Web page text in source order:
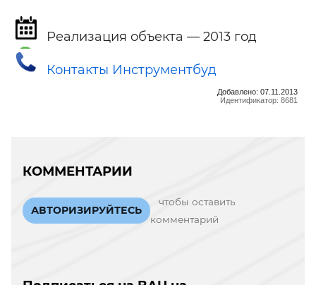
Реализация объекта — 2013 год
Контакты Инструментбуд
Добавлено: 07.11.2013
Идентификатор: 8681
КОММЕНТАРИИ
АВТОРИЗИРУЙТЕСЬ
чтобы оставить
комментарий